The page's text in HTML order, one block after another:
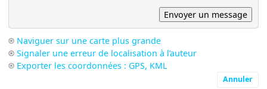
Naviguer sur une carte plus grande
Signaler une erreur de localisation à l’auteur
Exporter les coordonnées : GPS, KML
Annuler